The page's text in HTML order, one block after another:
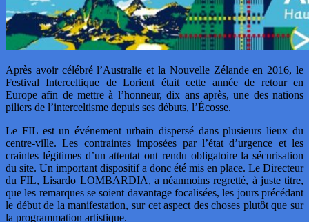
Après avoir célébré l’Australie et la Nouvelle Zélande en 2016, le
Festival Interceltique de Lorient était cette année de retour en
Europe afin de mettre à l’honneur, dix ans après, une des nations
piliers de l’interceltisme depuis ses débuts, l’Écosse.
Le FIL est un événement urbain dispersé dans plusieurs lieux du
centre-ville. Les contraintes imposées par l’état d’urgence et les
craintes légitimes d’un attentat ont rendu obligatoire la sécurisation
du site. Un important dispositif a donc été mis en place. Le Directeur
du FIL, Lisardo LOMBARDIA, a néanmoins regretté, à juste titre,
que les remarques se soient davantage focalisées, les jours précédant
le début de la manifestation, sur cet aspect des choses plutôt que sur
la programmation artistique.